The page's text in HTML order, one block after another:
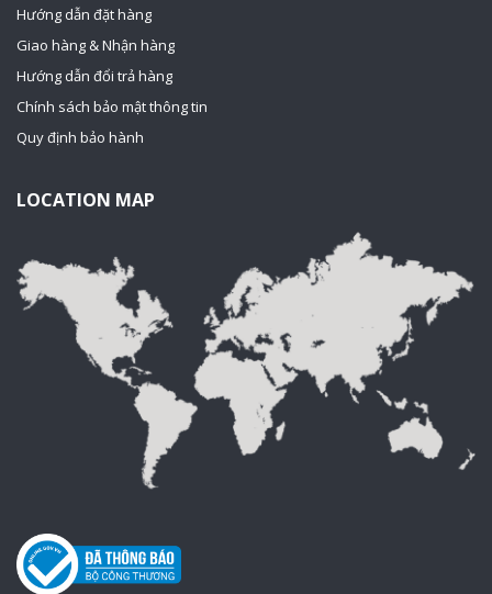
Hướng dẫn đặt hàng
Giao hàng & Nhận hàng
Hướng dẫn đổi trả hàng
Chính sách bảo mật thông tin
Quy định bảo hành
LOCATION MAP